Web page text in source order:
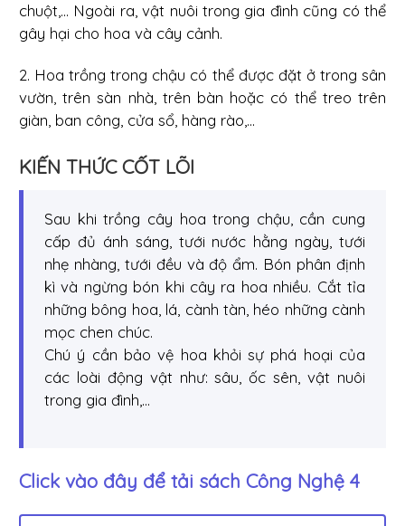
chuột,... Ngoài ra, vật nuôi trong gia đình cũng có thể
gây hại cho hoa và cây cảnh.
2. Hoa trồng trong chậu có thể được đặt ở trong sân
vườn, trên sàn nhà, trên bàn hoặc có thể treo trên
giàn, ban công, cửa sổ, hàng rào,...
KIẾN THỨC CỐT LÕI
Sau khi trồng cây hoa trong chậu, cần cung
cấp đủ ánh sáng, tưới nước hằng ngày, tưới
nhẹ nhàng, tưới đều và độ ẩm. Bón phân định
kì và ngừng bón khi cây ra hoa nhiều. Cắt tỉa
những bông hoa, lá, cành tàn, héo những cành
mọc chen chúc.
Chú ý cần bảo vệ hoa khỏi sự phá hoại của
các loài động vật như: sâu, ốc sên, vật nuôi
trong gia đình,...
Click vào đây để tải sách Công Nghệ 4